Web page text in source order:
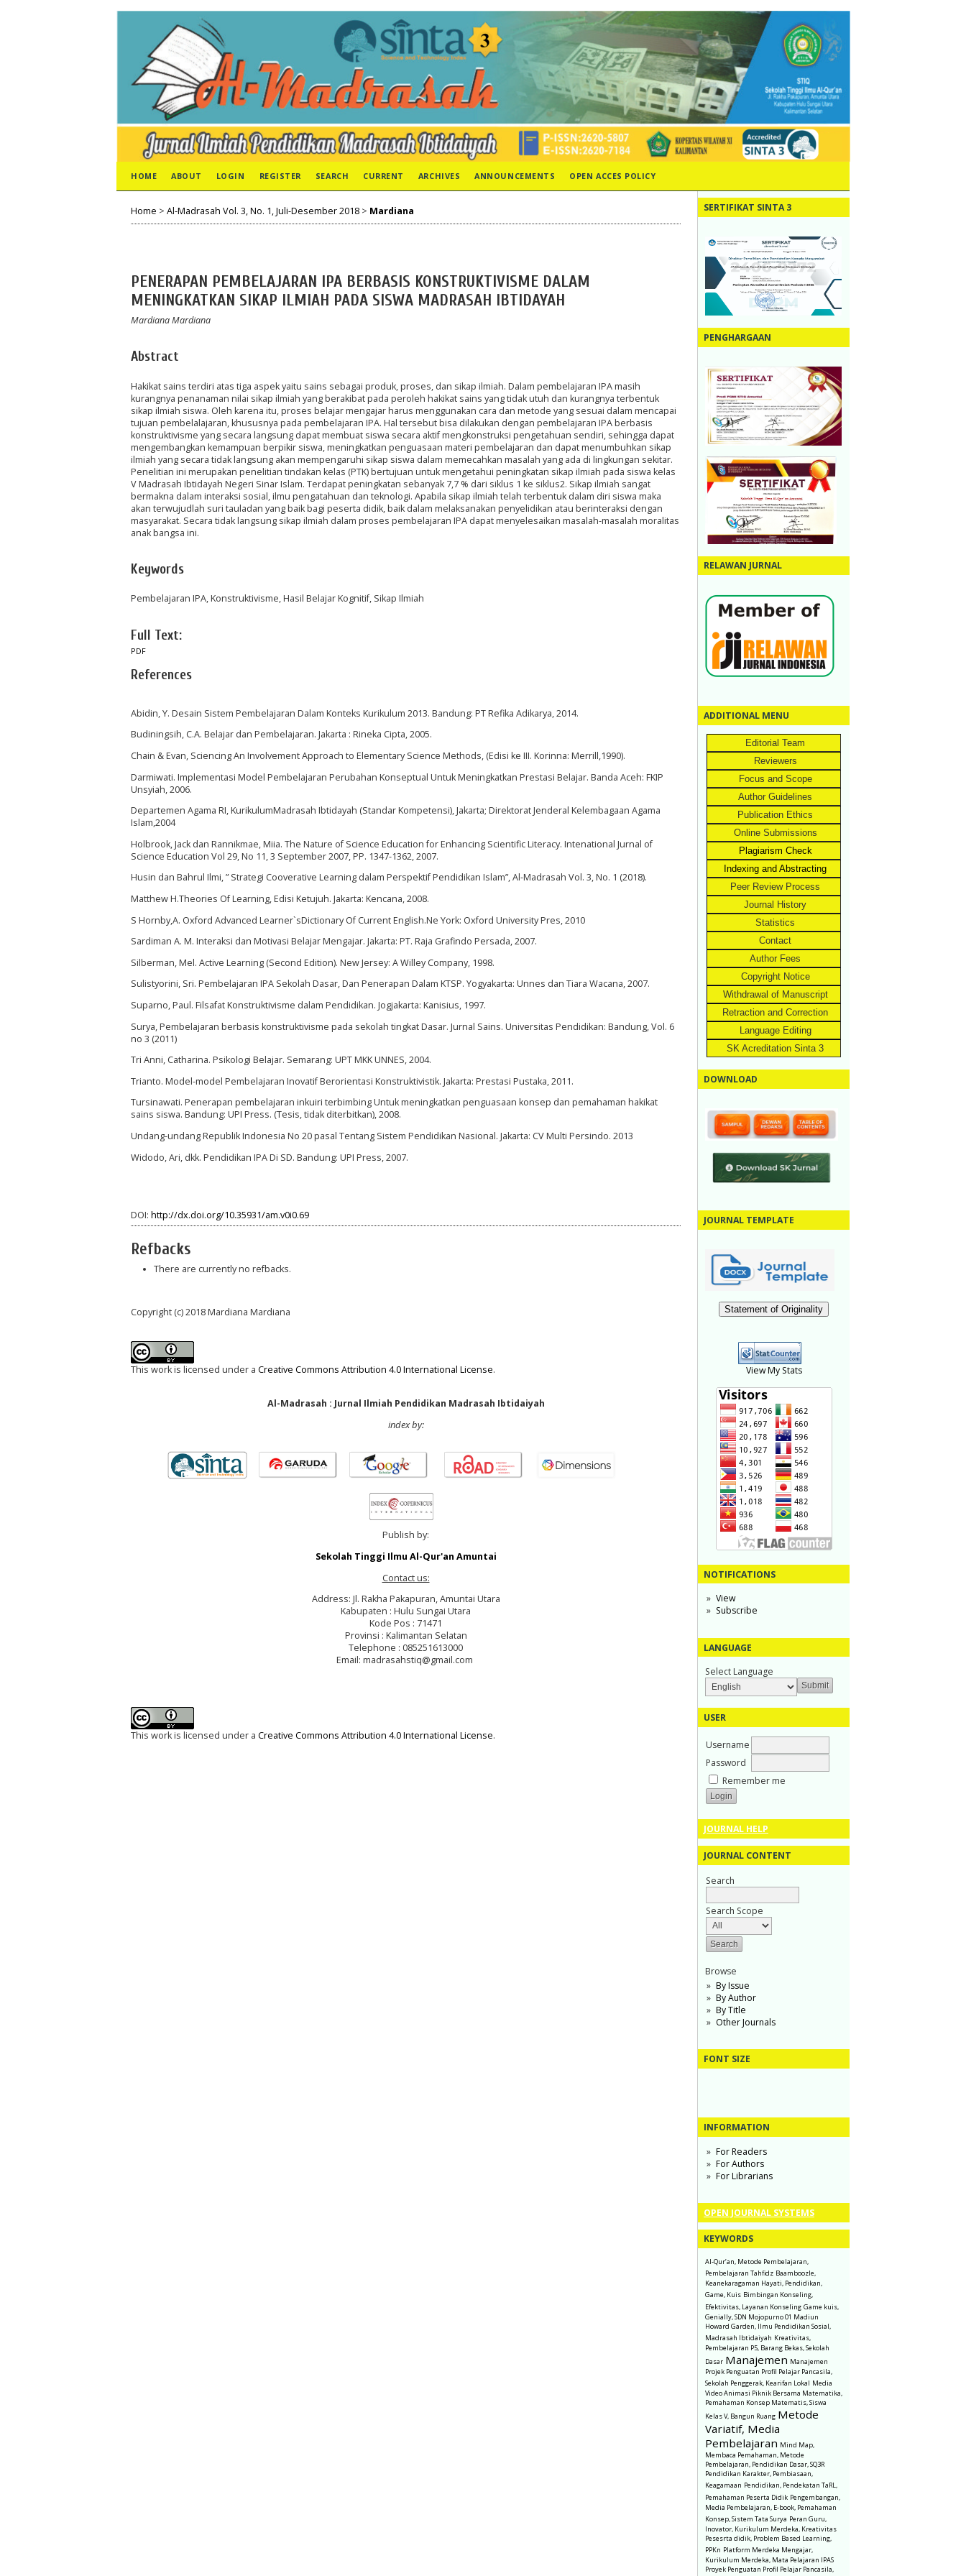
SERTIFIKAT SINTA 3
PENGHARGAAN
RELAWAN JURNAL
ADDITIONAL MENU
Editorial Team
Reviewers
Focus and Scope
Author Guidelines
Publication Ethics
Online Submissions
Plagiarism Check
Indexing and Abstracting
Peer Review Process
Journal History
Statistics
Contact
Author Fees
Copyright Notice
Withdrawal of Manuscript
Retraction and Correction
Language Editing
SK Acreditation Sinta 3
DOWNLOAD
JOURNAL TEMPLATE
Statement of Originality
View My Stats
NOTIFICATIONS
View
Subscribe
LANGUAGE
Select Language
USER
Username
Password
Remember me
JOURNAL HELP
JOURNAL CONTENT
Search
Search Scope
Browse
By Issue
By Author
By Title
Other Journals
FONT SIZE
INFORMATION
For Readers
For Authors
For Librarians
OPEN JOURNAL SYSTEMS
KEYWORDS
Al-Qur’an, Metode Pembelajaran,
Pembelajaran Tahfidz Baamboozle,
Keanekaragaman Hayati, Pendidikan,
Game, Kuis Bimbingan Konseling,
Efektivitas, Layanan Konseling Game kuis,
Genially, SDN Mojopurno 01 Madiun
Howard Garden, Ilmu Pendidikan Sosial,
Madrasah Ibtidaiyah Kreativitas,
Pembelajaran P5, Barang Bekas, Sekolah
Dasar Manajemen Manajemen
Projek Penguatan Profil Pelajar Pancasila,
Sekolah Penggerak, Kearifan Lokal Media
Video Animasi Piknik Bersama Matematika,
Pemahaman Konsep Matematis, Siswa
Kelas V, Bangun Ruang Metode
Variatif, Media
Pembelajaran Mind Map,
Membaca Pemahaman, Metode
Pembelajaran, Pendidikan Dasar, SQ3R
Pendidikan Karakter, Pembiasaan,
Keagamaan Pendidikan, Pendekatan TaRL,
Pemahaman Peserta Didik Pengembangan,
Media Pembelajaran, E-book, Pemahaman
Konsep, Sistem Tata Surya Peran Guru,
Inovator, Kurikulum Merdeka, Kreativitas
Pesesrta didik, Problem Based Learning,
PPKn Platform Merdeka Mengajar,
Kurikulum Merdeka, Mata Pelajaran IPAS
Proyek Penguatan Profil Pelajar Pancasila,
HOME ABOUT LOGIN REGISTER SEARCH CURRENT ARCHIVES ANNOUNCEMENTS OPEN ACCES POLICY
Home > Al-Madrasah Vol. 3, No. 1, Juli-Desember 2018 > Mardiana
PENERAPAN PEMBELAJARAN IPA BERBASIS KONSTRUKTIVISME DALAM
MENINGKATKAN SIKAP ILMIAH PADA SISWA MADRASAH IBTIDAYAH
Mardiana Mardiana
Abstract
Hakikat sains terdiri atas tiga aspek yaitu sains sebagai produk, proses, dan sikap ilmiah. Dalam pembelajaran IPA masih
kurangnya penanaman nilai sikap ilmiah yang berakibat pada peroleh hakikat sains yang tidak utuh dan kurangnya terbentuk
sikap ilmiah siswa. Oleh karena itu, proses belajar mengajar harus menggunakan cara dan metode yang sesuai dalam mencapai
tujuan pembelalajaran, khususnya pada pembelajaran IPA. Hal tersebut bisa dilakukan dengan pembelajaran IPA berbasis
konstruktivisme yang secara langsung dapat membuat siswa secara aktif mengkonstruksi pengetahuan sendiri, sehingga dapat
mengembangkan kemampuan berpikir siswa, meningkatkan penguasaan materi pembelajaran dan dapat menumbuhkan sikap
ilmiah yang secara tidak langsung akan mempengaruhi sikap siswa dalam memecahkan masalah yang ada di lingkungan sekitar.
Penelitian ini merupakan penelitian tindakan kelas (PTK) bertujuan untuk mengetahui peningkatan sikap ilmiah pada siswa kelas
V Madrasah Ibtidayah Negeri Sinar Islam. Terdapat peningkatan sebanyak 7,7 % dari siklus 1 ke siklus2. Sikap ilmiah sangat
bermakna dalam interaksi sosial, ilmu pengatahuan dan teknologi. Apabila sikap ilmiah telah terbentuk dalam diri siswa maka
akan terwujudlah suri tauladan yang baik bagi peserta didik, baik dalam melaksanakan penyelidikan atau berinteraksi dengan
masyarakat. Secara tidak langsung sikap ilmiah dalam proses pembelajaran IPA dapat menyelesaikan masalah-masalah moralitas
anak bangsa ini.
Keywords
Pembelajaran IPA, Konstruktivisme, Hasil Belajar Kognitif, Sikap Ilmiah
Full Text:
PDF
References
Abidin, Y. Desain Sistem Pembelajaran Dalam Konteks Kurikulum 2013. Bandung: PT Refika Adikarya, 2014.
Budiningsih, C.A. Belajar dan Pembelajaran. Jakarta : Rineka Cipta, 2005.
Chain & Evan, Sciencing An Involvement Approach to Elementary Science Methods, (Edisi ke III. Korinna: Merrill,1990).
Darmiwati. Implementasi Model Pembelajaran Perubahan Konseptual Untuk Meningkatkan Prestasi Belajar. Banda Aceh: FKIP
Unsyiah, 2006.
Departemen Agama RI, KurikulumMadrasah Ibtidayah (Standar Kompetensi), Jakarta; Direktorat Jenderal Kelembagaan Agama
Islam,2004
Holbrook, Jack dan Rannikmae, Miia. The Nature of Science Education for Enhancing Scientific Literacy. Intenational Jurnal of
Science Education Vol 29, No 11, 3 September 2007, PP. 1347-1362, 2007.
Husin dan Bahrul Ilmi, ” Strategi Cooverative Learning dalam Perspektif Pendidikan Islam”, Al-Madrasah Vol. 3, No. 1 (2018).
Matthew H.Theories Of Learning, Edisi Ketujuh. Jakarta: Kencana, 2008.
S Hornby,A. Oxford Advanced Learner`sDictionary Of Current English.Ne York: Oxford University Pres, 2010
Sardiman A. M. Interaksi dan Motivasi Belajar Mengajar. Jakarta: PT. Raja Grafindo Persada, 2007.
Silberman, Mel. Active Learning (Second Edition). New Jersey: A Willey Company, 1998.
Sulistyorini, Sri. Pembelajaran IPA Sekolah Dasar, Dan Penerapan Dalam KTSP. Yogyakarta: Unnes dan Tiara Wacana, 2007.
Suparno, Paul. Filsafat Konstruktivisme dalam Pendidikan. Jogjakarta: Kanisius, 1997.
Surya, Pembelajaran berbasis konstruktivisme pada sekolah tingkat Dasar. Jurnal Sains. Universitas Pendidikan: Bandung, Vol. 6
no 3 (2011)
Tri Anni, Catharina. Psikologi Belajar. Semarang: UPT MKK UNNES, 2004.
Trianto. Model-model Pembelajaran Inovatif Berorientasi Konstruktivistik. Jakarta: Prestasi Pustaka, 2011.
Tursinawati. Penerapan pembelajaran inkuiri terbimbing Untuk meningkatkan penguasaan konsep dan pemahaman hakikat
sains siswa. Bandung: UPI Press. (Tesis, tidak diterbitkan), 2008.
Undang-undang Republik Indonesia No 20 pasal Tentang Sistem Pendidikan Nasional. Jakarta: CV Multi Persindo. 2013
Widodo, Ari, dkk. Pendidikan IPA Di SD. Bandung: UPI Press, 2007.
DOI: http://dx.doi.org/10.35931/am.v0i0.69
Refbacks
There are currently no refbacks.
Copyright (c) 2018 Mardiana Mardiana
This work is licensed under a Creative Commons Attribution 4.0 International License.
Al-Madrasah : Jurnal Ilmiah Pendidikan Madrasah Ibtidaiyah
index by:
Publish by:
Sekolah Tinggi Ilmu Al-Qur'an Amuntai
Contact us:
Address: Jl. Rakha Pakapuran, Amuntai Utara
Kabupaten : Hulu Sungai Utara
Kode Pos : 71471
Provinsi : Kalimantan Selatan
Telephone : 085251613000
Email: madrasahstiq@gmail.com
This work is licensed under a Creative Commons Attribution 4.0 International License.